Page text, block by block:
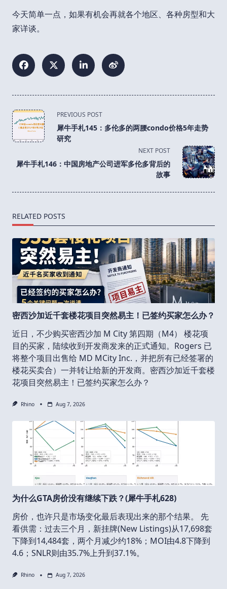
今天简单一点，如果有机会再就各个地区、各种房型和大
家详谈。
<span
class="nav-
subtitle
reader-
PREVIOUS POST
犀牛手札145：多伦多的两腰condo价格5年走势
研究
NEXT POST
犀牛手札146：中国房地产公司进军多伦多背后的
故事
RELATED POSTS
密西沙加近千套楼花项目突然易主！已签约买家怎么办？
近日，不少购买密西沙加 M City 第四期（M4） 楼花项
目的买家，陆续收到开发商发来的正式通知。Rogers 已
将整个项目出售给 MD MCity Inc.，并把所有已经签署的
楼花买卖合）一并转让给新的开发商。密西沙加近千套楼
花项目突然易主！已签约买家怎么办？
Rhino Aug 7, 2026
为什么GTA房价没有继续下跌？(犀牛手札628)
房价，也许只是市场变化最后表现出来的那个结果。 先
看供需：过去三个月，新挂牌(New Listings)从17,698套
下降到14,484套，两个月减少约18%；MOI由4.8下降到
4.6；SNLR则由35.7%上升到37.1%。
Rhino Aug 7, 2026